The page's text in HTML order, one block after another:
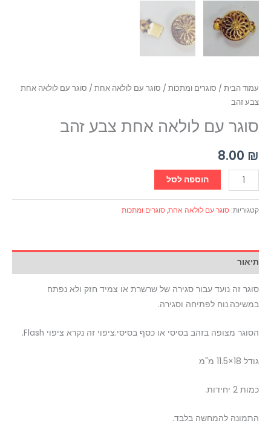
עמוד הבית / סוגרים ומתכות / סוגר עם לולאה אחת / סוגר עם לולאה אחת
צבע זהב
סוגר עם לולאה אחת צבע זהב
8.00 ₪
הוספה לסל
קטגוריות: סוגר עם לולאה אחת,סוגרים ומתכות
תיאור
סוגר זה נועד עבור סגירה של שרשרת או צמיד חזק ולא נפתח
במשיכה.נוח לפתיחה וסגירה.
הסוגר מצופה בזהב בסיסי או כסף בסיסי.ציפוי זה נקרא ציפוי Flash.
גודל 18×11.5 מ"מ
כמות 2 יחידות.
התמונה להמחשה בלבד.